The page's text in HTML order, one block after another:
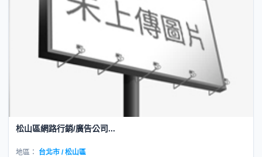
松山區網路行銷/廣告公司...
地區：
台北市 / 松山區